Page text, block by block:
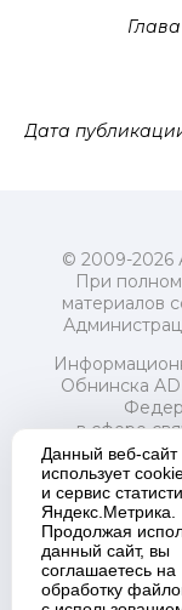
Дата публикации:
© 2009-2026
При
материалов
Обнинска
в сфере
и массовых
Обнинск".
Адрес
Данный веб-сайт
использует
и сервис
Яндекс.Метрика.
Продолжая
данный сайт, вы
соглашаетесь на
обработку